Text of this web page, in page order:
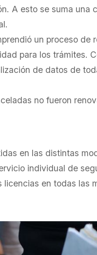
A esto se suma una
un proceso de
para los trámites.
de datos de
no fueron
en las distintas
individual de
licencias en todas las